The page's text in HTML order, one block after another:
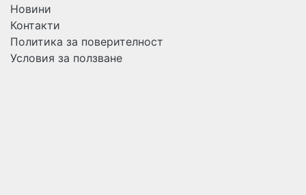
Новини
Контакти
Политика за поверителност
Условия за ползване